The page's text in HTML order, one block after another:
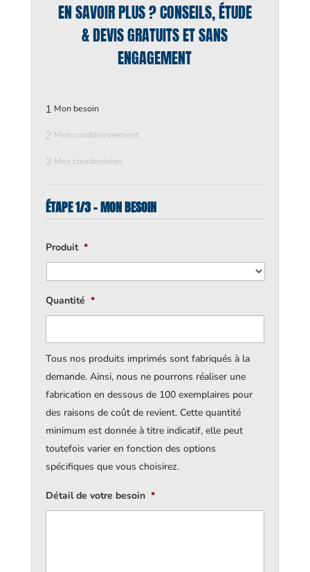
EN SAVOIR PLUS ? CONSEILS, ÉTUDE
& DEVIS GRATUITS ET SANS
ENGAGEMENT
1 Mon besoin
2 Mon conditionnement
3 Mes coordonnées
ÉTAPE 1/3 - MON BESOIN
Produit *
Quantité *
Tous nos produits imprimés sont fabriqués à la
demande. Ainsi, nous ne pourrons réaliser une
fabrication en dessous de 100 exemplaires pour
des raisons de coût de revient. Cette quantité
minimum est donnée à titre indicatif, elle peut
toutefois varier en fonction des options
spécifiques que vous choisirez.
Détail de votre besoin *